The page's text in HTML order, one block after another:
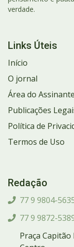
verdade.
Links Úteis
Início
O jornal
Área do
Publicações
Política de
Termos de Uso
Redação
77 9 9804-
77 9 9872-
Praça Capitão